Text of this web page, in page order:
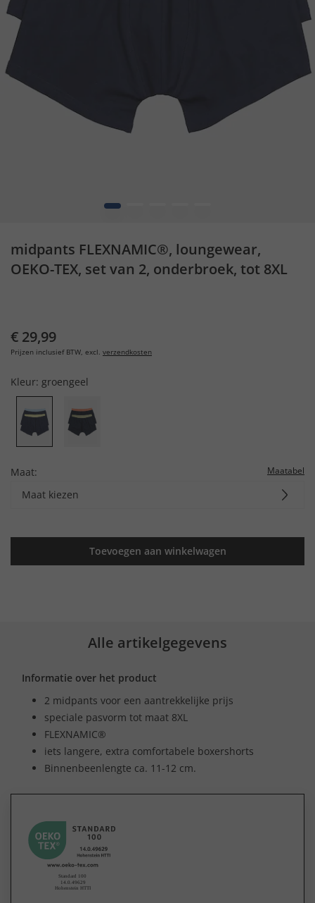
1
midpants FLEXNAMIC®, loungewear,
OEKO-TEX, set van 2, onderbroek, tot 8XL
€ 29,99
Prijzen inclusief BTW, excl. verzendkosten
Kleur: groengeel
Maat: Maatabel
Maat kiezen
Toevoegen aan winkelwagen
Alle artikelgegevens
Informatie over het product
2 midpants voor een aantrekkelijke prijs
speciale pasvorm tot maat 8XL
FLEXNAMIC®
iets langere, extra comfortabele boxershorts
Binnenbeenlengte ca. 11-12 cm.